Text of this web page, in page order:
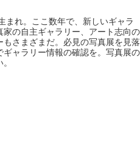
まれ。ここ数年で、新しいギャラ
の自主ギャラリー、アート志向の
さまざまだ。必見の写真展を見落
ギャラリー情報の確認を。写真展の